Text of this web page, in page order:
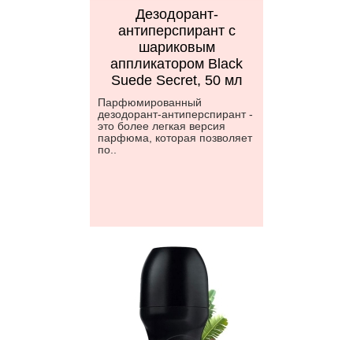
Дезодорант-
антиперспирант с
шариковым
аппликатором Black
Suede Secret, 50 мл
Парфюмированный
дезодорант-антиперспирант -
это более легкая версия
парфюма, которая позволяет
по..